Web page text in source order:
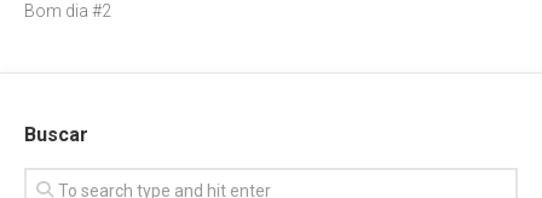
Bom dia #2
Buscar